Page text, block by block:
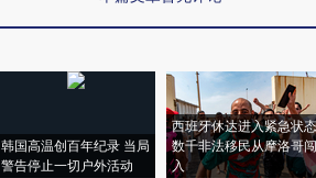
韩国高温创百年纪录 当局
警告停止一切户外活动
西班牙休达进入紧急状态
数千非法移民从摩洛哥闯
入